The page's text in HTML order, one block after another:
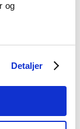
og
Detaljer
til havs